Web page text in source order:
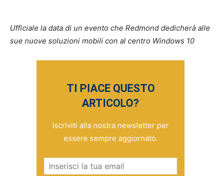
Ufficiale la data di un evento che Redmond dedicherà alle
sue nuove soluzioni mobili con al centro Windows 10
TI PIACE QUESTO
ARTICOLO?
Iscriviti alla nostra newsletter per
essere sempre aggiornato.